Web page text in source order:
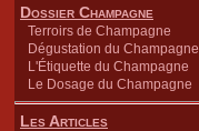
Dossier Champagne
Terroirs de Champagne
Dégustation du Champagne
L'Étiquette du Champagne
Le Dosage du Champagne
Les Articles